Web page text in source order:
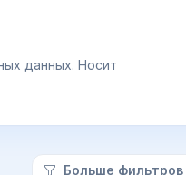
данных. Носит
Больше фильтров